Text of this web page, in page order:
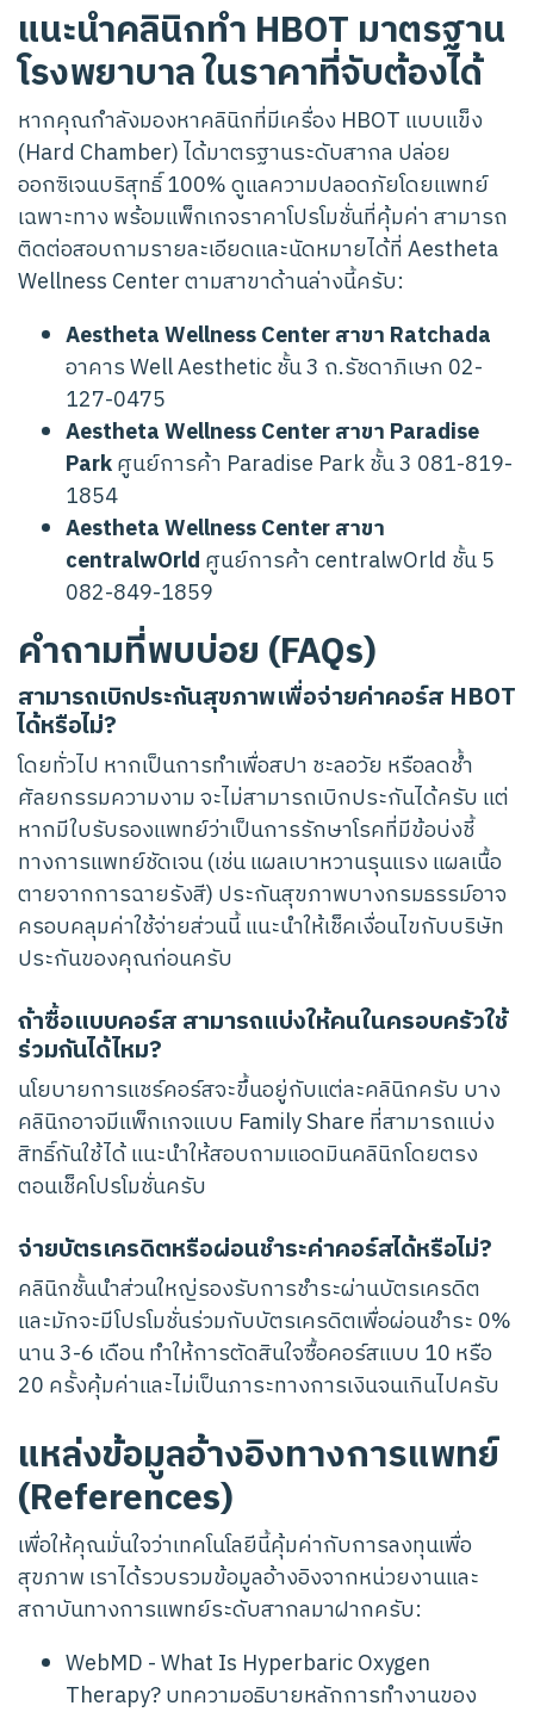
แนะนำคลินิกทำ HBOT มาตรฐาน
โรงพยาบาล ในราคาที่จับต้องได้
หากคุณกำลังมองหาคลินิกที่มีเครื่อง HBOT แบบแข็ง
(Hard Chamber) ได้มาตรฐานระดับสากล ปล่อย
ออกซิเจนบริสุทธิ์ 100% ดูแลความปลอดภัยโดยแพทย์
เฉพาะทาง พร้อมแพ็กเกจราคาโปรโมชั่นที่คุ้มค่า สามารถ
ติดต่อสอบถามรายละเอียดและนัดหมายได้ที่ Aestheta
Wellness Center ตามสาขาด้านล่างนี้ครับ:
Aestheta Wellness Center สาขา Ratchada
อาคาร Well Aesthetic ชั้น 3 ถ.รัชดาภิเษก 02-
127-0475
Aestheta Wellness Center สาขา Paradise
Parkศูนย์การค้า Paradise Park ชั้น 3 081-819-
1854
Aestheta Wellness Center สาขา
centralwOrld ศูนย์การค้า centralwOrld ชั้น 5
082-849-1859
คำถามที่พบบ่อย (FAQs)
สามารถเบิกประกันสุขภาพเพื่อจ่ายค่าคอร์ส HBOT
ได้หรือไม่?
โดยทั่วไป หากเป็นการทำเพื่อสปา ชะลอวัย หรือลดช้ำ
ศัลยกรรมความงาม จะไม่สามารถเบิกประกันได้ครับ แต่
หากมีใบรับรองแพทย์ว่าเป็นการรักษาโรคที่มีข้อบ่งชี้
ทางการแพทย์ชัดเจน (เช่น แผลเบาหวานรุนแรง แผลเนื้อ
ตายจากการฉายรังสี) ประกันสุขภาพบางกรมธรรม์อาจ
ครอบคลุมค่าใช้จ่ายส่วนนี้ แนะนำให้เช็คเงื่อนไขกับบริษัท
ประกันของคุณก่อนครับ
ถ้าซื้อแบบคอร์ส สามารถแบ่งให้คนในครอบครัวใช้
ร่วมกันได้ไหม?
นโยบายการแชร์คอร์สจะขึ้นอยู่กับแต่ละคลินิกครับ บาง
คลินิกอาจมีแพ็กเกจแบบ Family Share ที่สามารถแบ่ง
สิทธิ์กันใช้ได้ แนะนำให้สอบถามแอดมินคลินิกโดยตรง
ตอนเช็คโปรโมชั่นครับ
จ่ายบัตรเครดิตหรือผ่อนชำระค่าคอร์สได้หรือไม่?
คลินิกชั้นนำส่วนใหญ่รองรับการชำระผ่านบัตรเครดิต
และมักจะมีโปรโมชั่นร่วมกับบัตรเครดิตเพื่อผ่อนชำระ 0%
นาน 3-6 เดือน ทำให้การตัดสินใจซื้อคอร์สแบบ 10 หรือ
20 ครั้งคุ้มค่าและไม่เป็นภาระทางการเงินจนเกินไปครับ
แหล่งข้อมูลอ้างอิงทางการแพทย์
(References)
เพื่อให้คุณมั่นใจว่าเทคโนโลยีนี้คุ้มค่ากับการลงทุนเพื่อ
สุขภาพ เราได้รวบรวมข้อมูลอ้างอิงจากหน่วยงานและ
สถาบันทางการแพทย์ระดับสากลมาฝากครับ:
WebMD - What Is Hyperbaric Oxygen
Therapy?บทความอธิบายหลักการทำงานของ